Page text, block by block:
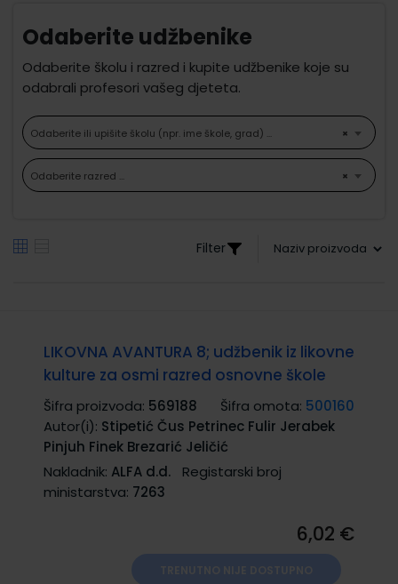
Odaberite udžbenike
Odaberite školu i razred i kupite udžbenike koje su
odabrali profesori vašeg djeteta.
×
Odaberite ili upišite školu (npr. ime škole, grad) ...
×
Odaberite razred ...
Filter
LIKOVNA AVANTURA 8; udžbenik iz likovne
kulture za osmi razred osnovne škole
Šifra proizvoda: 569188 Šifra omota: 500160
Autor(i): Stipetić Čus Petrinec Fulir Jerabek
Pinjuh Finek Brezarić Jeličić
Nakladnik: ALFA d.d.
Registarski broj
ministarstva: 7263
6,02 €